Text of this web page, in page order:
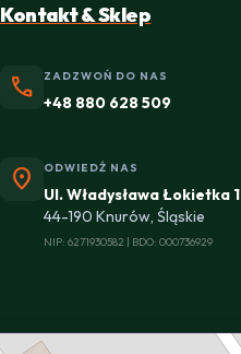
Kontakt & Sklep
phone ZADZWOŃ DO NAS
+48 880 628 509
location_on ODWIEDŹ NAS
Ul. Władysława Łokietka 1
44-190 Knurów, Śląskie
NIP: 6271930582 | BDO: 000736929